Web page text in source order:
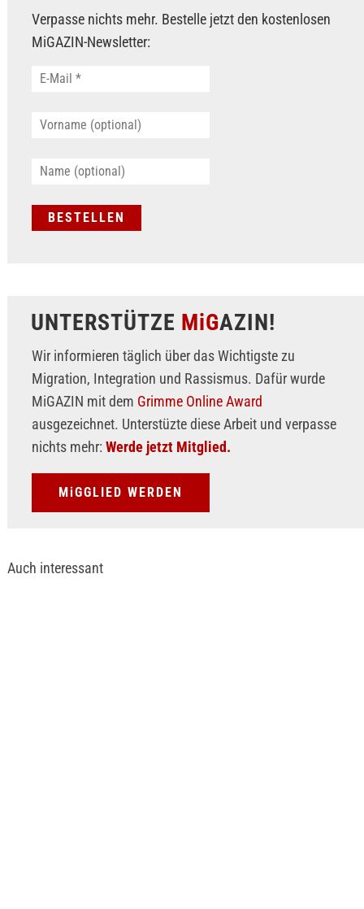
Verpasse nichts mehr. Bestelle jetzt den kostenlosen
MiGAZIN-Newsletter:
UNTERSTÜTZE MiGAZIN!
Wir informieren täglich über das Wichtigste zu
Migration, Integration und Rassismus. Dafür wurde
MiGAZIN mit dem Grimme Online Award
ausgezeichnet. Unterstüzte diese Arbeit und verpasse
nichts mehr: Werde jetzt Mitglied.
MiGGLIED WERDEN
Auch interessant